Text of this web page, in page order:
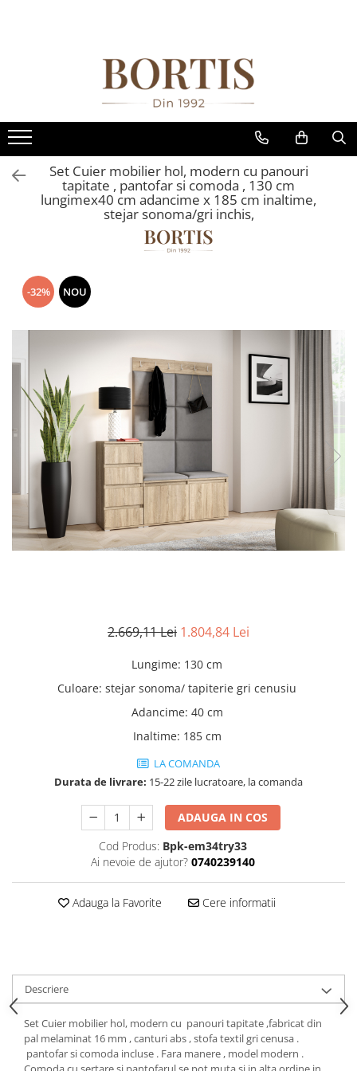
Fotolii balansoar/relaxante
Canapele
Coltare/canapele in L
Comode
Comode lux-ultramoderne
Comode stil clasic/rustic
Fotolii extensibile
Masute de cafea
Mese sufragerie/dining
Scaune living/dining
Set mobilier Living
Seturi masa +scaune dining
Tabureti
Bucatarie
Suporturi si tavi
Chiuvete bucatarie
Mese bucatarie /dining
Comode lux-ultramoderne
Dulapuri haine si Sifoniere
Paturi cu saltea inclusa(pachet
Paturi de 1 persoana
Paturi lemn & pal
Paturi metalice
Paturi tapitate
Suporturi saltea/Somiere/Gratii
pentru pat
Mobilier Hol/Cuiere
Banci pentru asteptare
Colectia casmir -seturi
Set Cuier mobilier hol, modern cu panouri
tapitate , pantofar si comoda , 130 cm
lungimex40 cm adancime x 185 cm inaltime,
stejar sonoma/gri inchis,
-32% NOU
2.669,11 Lei 1.804,84 Lei
Lungime: 130 cm
Culoare: stejar sonoma/ tapiterie gri cenusiu
Adancime: 40 cm
Inaltime: 185 cm
LA COMANDA
Durata de livrare: 15-22 zile lucratoare, la comanda
ADAUGA IN COS
Cod Produs: Bpk-em34try33
Ai nevoie de ajutor? 0740239140
Adauga la Favorite Cere informatii
Descriere
Set Cuier mobilier hol, modern cu panouri tapitate ,fabricat din
pal melaminat 16 mm , canturi abs , stofa textil gri cenusa .
pantofar si comoda incluse . Fara manere , model modern .